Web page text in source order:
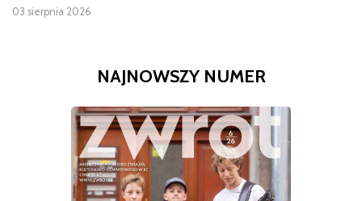
03 sierpnia 2026
NAJNOWSZY NUMER